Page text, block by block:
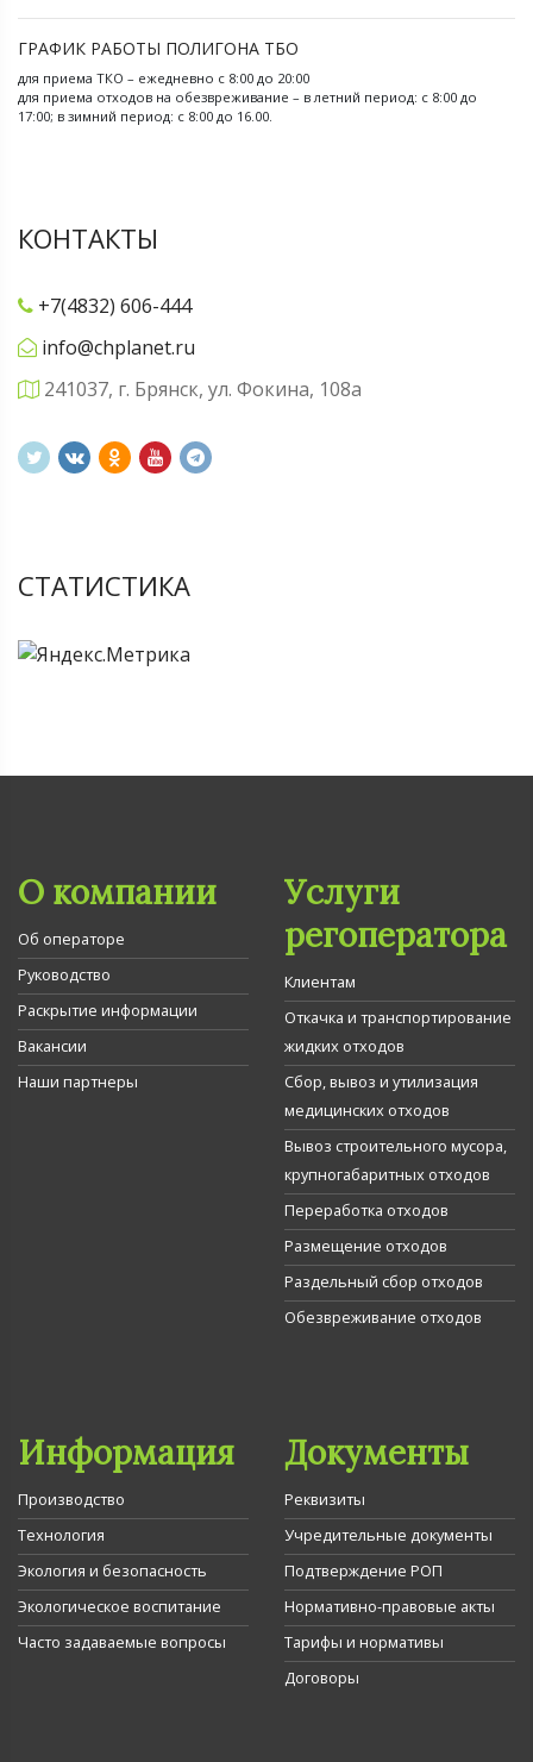
ГРАФИК РАБОТЫ ПОЛИГОНА ТБО
для приема ТКО – ежедневно с 8:00 до 20:00
для приема отходов на обезвреживание – в летний период: с 8:00 до
17:00; в зимний период: с 8:00 до 16.00.
КОНТАКТЫ
+7(4832) 606-444
info@chplanet.ru
241037, г. Брянск, ул. Фокина, 108а
СТАТИСТИКА
О компании
Об операторе
Руководство
Раскрытие информации
Вакансии
Наши партнеры
Услуги
регоператора
Клиентам
Откачка и транспортирование
жидких отходов
Сбор, вывоз и утилизация
медицинских отходов
Вывоз строительного мусора,
крупногабаритных отходов
Переработка отходов
Размещение отходов
Раздельный сбор отходов
Обезвреживание отходов
Информация
Производство
Технология
Экология и безопасность
Экологическое воспитание
Часто задаваемые вопросы
Документы
Реквизиты
Учредительные документы
Подтверждение РОП
Нормативно-правовые акты
Тарифы и нормативы
Договоры